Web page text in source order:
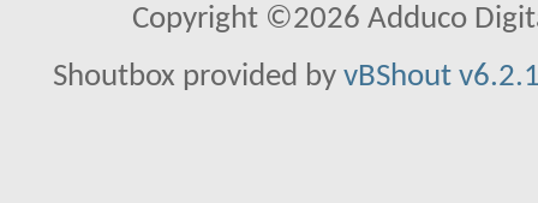
Copyright ©2026 Adduco
Shoutbox provided by vBShout